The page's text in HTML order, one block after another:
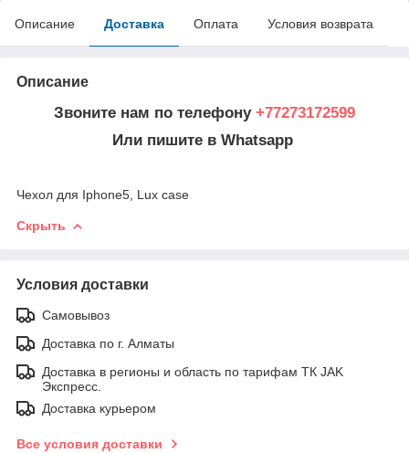
Описание Доставка Оплата Условия возврата
Описание
Звоните нам по телефону +77273172599
Или пишите в Whatsapp
Чехол для Iphone5, Lux case
Скрыть
Условия доставки
Самовывоз
Доставка по г. Алматы
Доставка в регионы и область по тарифам ТК JAK
Экспресс.
Доставка курьером
Все условия доставки